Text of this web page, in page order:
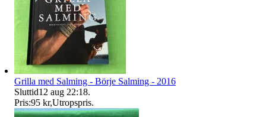
Grilla med Salming - Börje Salming - 2016
Sluttid12 aug 22:18.
Pris:95 kr,Utropspris.